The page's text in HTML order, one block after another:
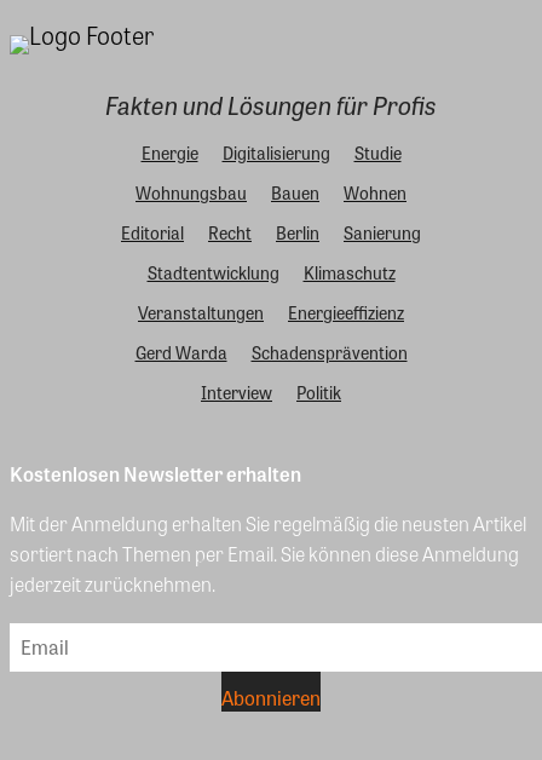
Fakten und Lösungen für Profis
Energie Digitalisierung
Studie
Wohnungsbau
Bauen
Wohnen
Editorial
Recht Berlin
Sanierung
Stadtentwicklung
Klimaschutz
Veranstaltungen
Energieeffizienz
Gerd Warda
Schadensprävention
Interview
Politik
Kostenlosen Newsletter erhalten
Mit der Anmeldung erhalten Sie regelmäßig die neusten Artikel
sortiert nach Themen per Email. Sie können diese Anmeldung
jederzeit zurücknehmen.